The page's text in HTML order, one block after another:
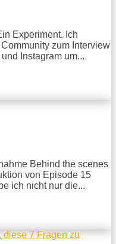
Experiment. Ich
zum Interview
Instagram um...
Behind the scenes
von Episode 15
ich nicht nur die...